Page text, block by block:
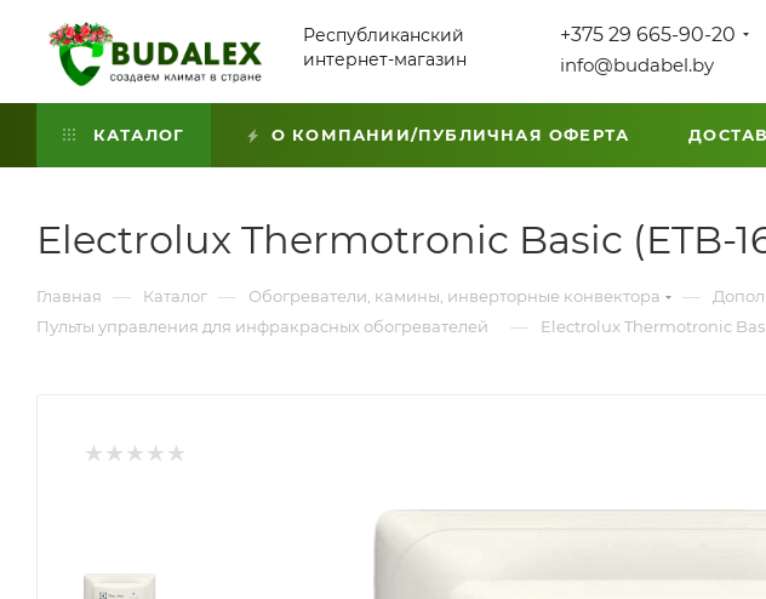
Республиканский
интернет-магазин
+375 29 665-90-20
info@budabel.by
КАТАЛОГ О КОМПАНИИ/ПУБЛИЧНАЯ ОФЕРТА
Electrolux Thermotronic Basic (ETB-
Главная — Каталог — Обогреватели, камины, инверторные конвектора —
Пульты управления для инфракрасных обогревателей — Electrolux Thermotronic